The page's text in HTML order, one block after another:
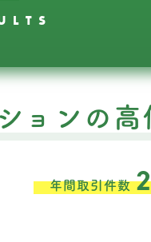
ョンの
年間取引件数